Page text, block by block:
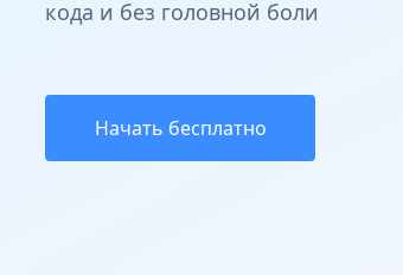
кода и без головной боли
Начать бесплатно